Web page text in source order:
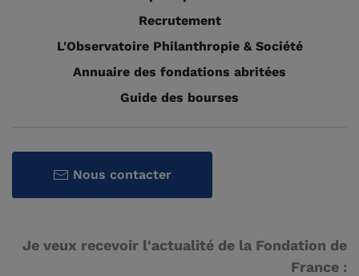
Recrutement
L'Observatoire Philanthropie & Société
Annuaire des fondations abritées
Guide des bourses
Nous contacter
Je veux recevoir l'actualité de la Fondation de
France :